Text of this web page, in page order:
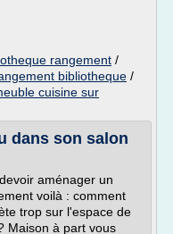
rangement /
bibliotheque /
cuisine sur
dans son salon
aménager un
voilà : comment
trop sur l'espace de
Maison à part vous